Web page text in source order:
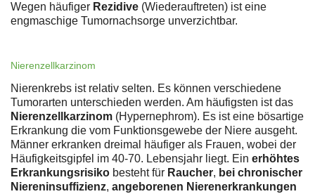
Wegen häufiger Rezidive (Wiederauftreten) ist eine
engmaschige Tumornachsorge unverzichtbar.
Nierenzellkarzinom
Nierenkrebs ist relativ selten. Es können verschiedene
Tumorarten unterschieden werden. Am häufigsten ist das
Nierenzellkarzinom (Hypernephrom). Es ist eine bösartige
Erkrankung die vom Funktionsgewebe der Niere ausgeht.
Männer erkranken dreimal häufiger als Frauen, wobei der
Häufigkeitsgipfel im 40-70. Lebensjahr liegt. Ein erhöhtes
Erkrankungsrisiko besteht für Raucher, bei chronischer
Niereninsuffizienz, angeborenen Nierenerkrankungen